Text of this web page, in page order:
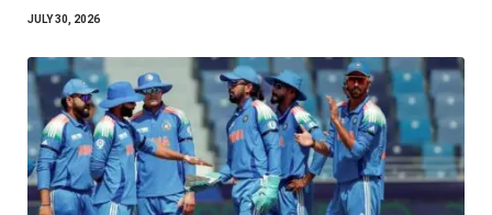
JULY 30, 2026